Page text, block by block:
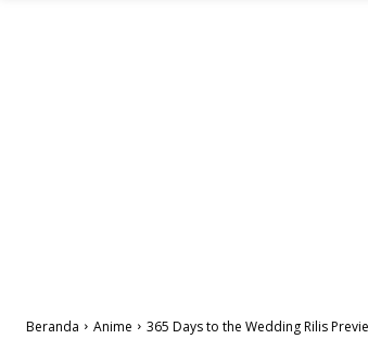
Beranda Anime 365 Days to the Wedding Rilis